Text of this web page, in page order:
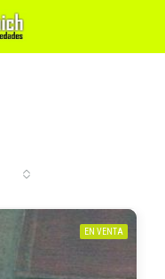
EN VENTA